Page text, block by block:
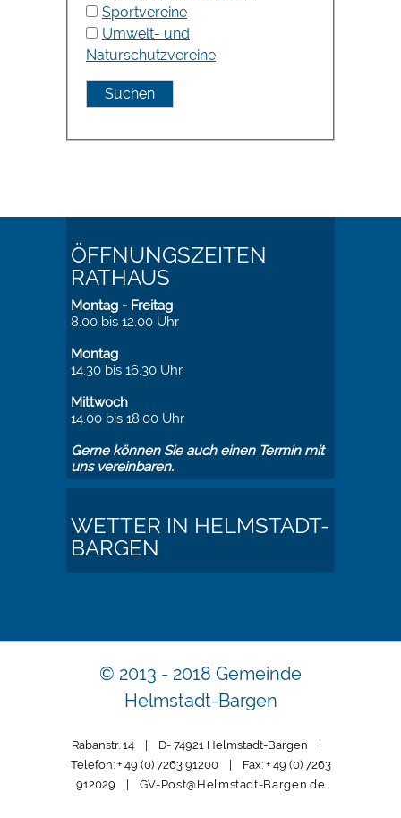
Sportvereine
Umwelt- und
Naturschutzvereine
ÖFFNUNGSZEITEN
RATHAUS
Montag - Freitag
8.00 bis 12.00 Uhr
Montag
14.30 bis 16.30 Uhr
Mittwoch
14.00 bis 18.00 Uhr
Gerne können Sie auch einen Termin mit
uns vereinbaren.
WETTER IN HELMSTADT-
BARGEN
© 2013 - 2018 Gemeinde
Helmstadt-Bargen
Rabanstr. 14 | D- 74921 Helmstadt-Bargen |
Telefon: + 49 (0) 7263 91200 | Fax: + 49 (0) 7263
912029 | GV-Post@Helmstadt-Bargen.de